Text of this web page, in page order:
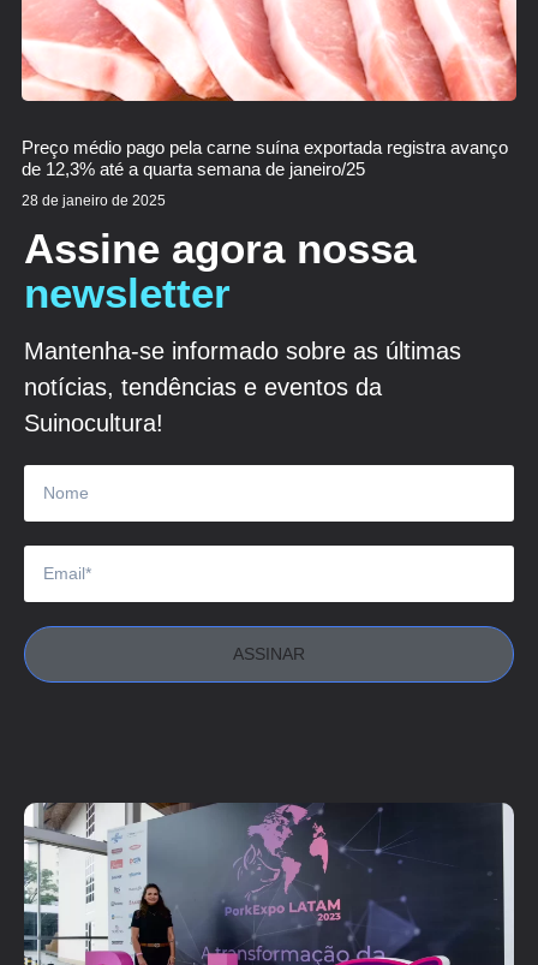
Preço médio pago pela carne suína exportada registra avanço
de 12,3% até a quarta semana de janeiro/25
28 de janeiro de 2025
Assine agora nossa
newsletter
Mantenha-se informado sobre as últimas
notícias, tendências e eventos da
Suinocultura!
ASSINAR